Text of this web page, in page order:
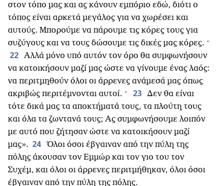
στον τόπο μας και ας κάνουν εμπόριο εδώ, διότι ο
τόπος είναι αρκετά μεγάλος για να χωρέσει και
αυτούς. Μπορούμε να πάρουμε τις κόρες τους για
συζύγους και να τους δώσουμε τις δικές μας κόρες. +
22 Αλλά μόνο υπό αυτόν τον όρο θα συμφωνήσουν
να κατοικήσουν μαζί μας ώστε να γίνουμε ένας λαός:
να περιτμηθούν όλοι οι άρρενες ανάμεσά μας όπως
ακριβώς περιτέμνονται αυτοί. + 23 Δεν θα είναι
τότε δικά μας τα αποκτήματά τους, τα πλούτη τους
και όλα τα ζωντανά τους; Ας συμφωνήσουμε λοιπόν
με αυτό που ζήτησαν ώστε να κατοικήσουν μαζί
μας». 24 Όλοι όσοι έβγαιναν από την πύλη της
πόλης άκουσαν τον Εμμώρ και τον γιο του τον
Συχέμ, και όλοι οι άρρενες περιτμήθηκαν, όλοι όσοι
έβγαιναν από την πύλη της πόλης.